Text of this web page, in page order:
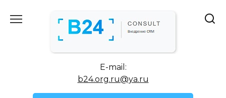
E-mail:
b24.org.ru@ya.ru